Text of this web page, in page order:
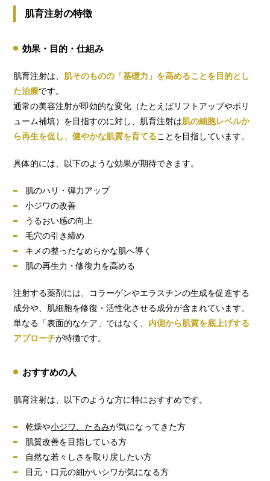
肌育注射の特徴
効果・目的・仕組み
肌育注射は、 肌そのものの「基礎力」を高めることを目的とし
た治療です。
通常の美容注射が即効的な変化（たとえばリフトアップやボリ
ューム補填）を目指すのに対し、肌育注射は肌の細胞レベルか
ら再生を促し、健やかな肌質を育てることを目指しています。
具体的には、以下のような効果が期待できます。
肌のハリ・弾力アップ
小ジワの改善
うるおい感の向上
毛穴の引き締め
キメの整ったなめらかな肌へ導く
肌の再生力・修復力を高める
注射する薬剤には、コラーゲンやエラスチンの生成を促進する
成分や、肌細胞を修復・活性化させる成分が含まれています。
単なる「表面的なケア」ではなく、 内側から肌質を底上げする
アプローチが特徴です。
おすすめの人
肌育注射は、以下のような方に特におすすめです。
乾燥や小ジワ、たるみが気になってきた方
肌質改善を目指している方
自然な若々しさを取り戻したい方
目元・口元の細かいシワが気になる方